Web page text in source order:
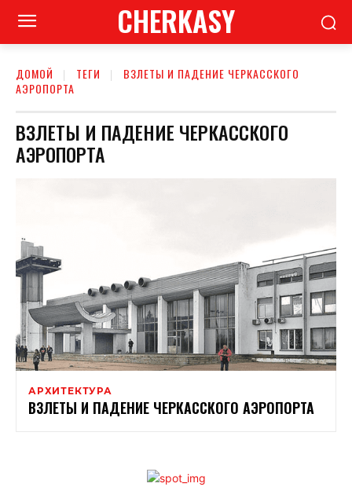
CHERKASY
ДОМОЙ ТЕГИ
ВЗЛЕТЫ И ПАДЕНИЕ ЧЕРКАССКОГО
АЭРОПОРТА
ВЗЛЕТЫ И ПАДЕНИЕ ЧЕРКАССКОГО
АЭРОПОРТА
АРХИТЕКТУРА
ВЗЛЕТЫ И ПАДЕНИЕ ЧЕРКАССКОГО АЭРОПОРТА